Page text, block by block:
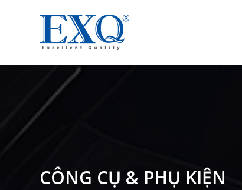
CÔNG CỤ & PHỤ KIỆN